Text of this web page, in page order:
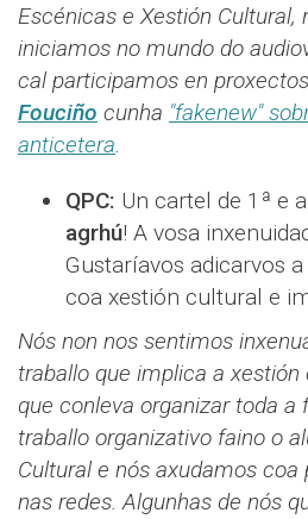
Escénicas e Xestión Cultural,
iniciamos no mundo do
cal participamos en
Fouciño cunha "fakenew"
anticetera.
QPC: Un cartel de 1ª e
agrhú! A vosa
Gustaríavos adicarvos
coa xestión cultural e
Nós non nos sentimos
traballo que implica a
que conleva organizar toda a
traballo organizativo faino o
Cultural e nós axudamos
nas redes. Algunhas de nós